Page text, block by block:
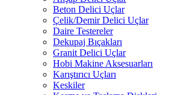
Beton Delici Uçlar
Çelik/Demir Delici Uçlar
Daire Testereler
Dekupaj Bıçakları
Granit Delici Uçlar
Hobi Makine Aksesuarları
Karıştırıcı Uçları
Keskiler